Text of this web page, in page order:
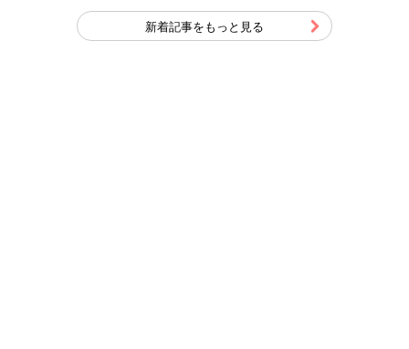
新着記事をもっと見る